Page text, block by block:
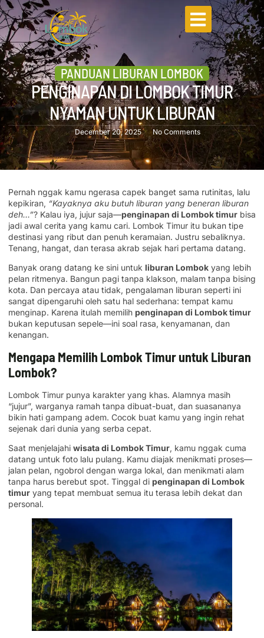
PANDUAN LIBURAN LOMBOK
PENGINAPAN DI LOMBOK TIMUR
NYAMAN UNTUK LIBURAN
December 20, 2025 No Comments
Pernah nggak kamu ngerasa capek banget sama rutinitas, lalu
kepikiran, “Kayaknya aku butuh liburan yang beneran liburan
deh…”? Kalau iya, jujur saja—penginapan di Lombok timur bisa
jadi awal cerita yang kamu cari. Lombok Timur itu bukan tipe
destinasi yang ribut dan penuh keramaian. Justru sebaliknya.
Tenang, hangat, dan terasa akrab sejak hari pertama datang.
Banyak orang datang ke sini untuk liburan Lombok yang lebih
pelan ritmenya. Bangun pagi tanpa klakson, malam tanpa bising
kota. Dan percaya atau tidak, pengalaman liburan seperti ini
sangat dipengaruhi oleh satu hal sederhana: tempat kamu
menginap. Karena itulah memilih penginapan di Lombok timur
bukan keputusan sepele—ini soal rasa, kenyamanan, dan
kenangan.
Mengapa Memilih Lombok Timur untuk Liburan
Lombok?
Lombok Timur punya karakter yang khas. Alamnya masih
“jujur”, warganya ramah tanpa dibuat-buat, dan suasananya
bikin hati gampang adem. Cocok buat kamu yang ingin rehat
sejenak dari dunia yang serba cepat.
Saat menjelajahi wisata di Lombok Timur, kamu nggak cuma
datang untuk foto lalu pulang. Kamu diajak menikmati proses—
jalan pelan, ngobrol dengan warga lokal, dan menikmati alam
tanpa harus berebut spot. Tinggal di penginapan di Lombok
timur yang tepat membuat semua itu terasa lebih dekat dan
personal.